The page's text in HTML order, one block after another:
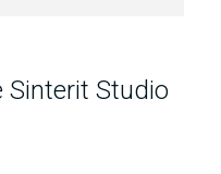
Sinterit Studio